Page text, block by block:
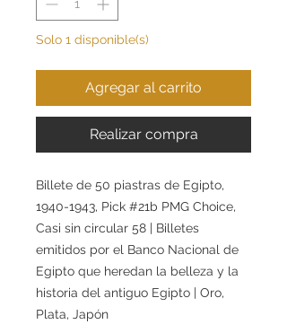
Solo 1 disponible(s)
Agregar al carrito
Realizar compra
Billete de 50 piastras de Egipto,
1940-1943, Pick #21b PMG Choice,
Casi sin circular 58 | Billetes
emitidos por el Banco Nacional de
Egipto que heredan la belleza y la
historia del antiguo Egipto | Oro,
Plata, Japón